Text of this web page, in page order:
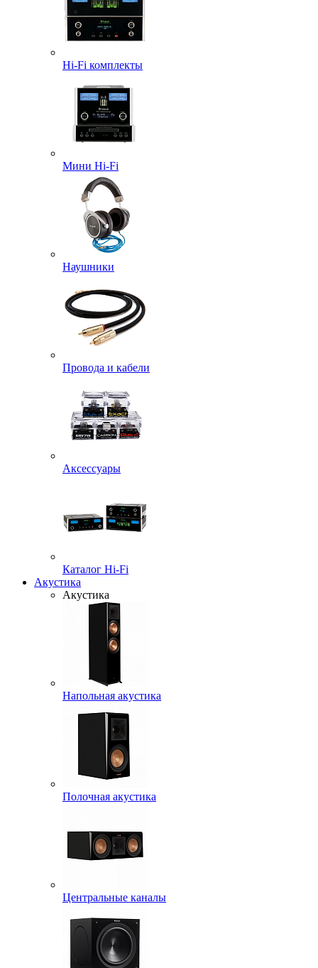
Hi-Fi комплекты
Мини Hi-Fi
Наушники
Провода и кабели
Аксессуары
Каталог Hi-Fi
Акустика
Акустика
Напольная акустика
Полочная акустика
Центральные каналы